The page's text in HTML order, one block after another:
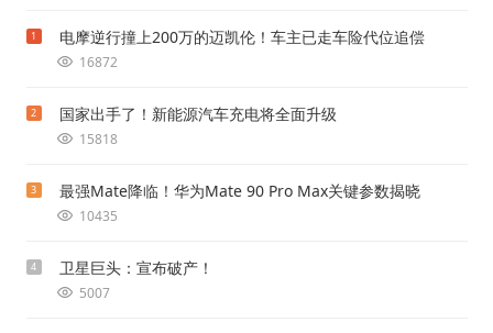
1 电摩逆行撞上200万的迈凯伦！车主已走车险代位追偿
16872
2 国家出手了！新能源汽车充电将全面升级
15818
3 最强Mate降临！华为Mate 90 Pro Max关键参数揭晓
10435
4 卫星巨头：宣布破产！
5007